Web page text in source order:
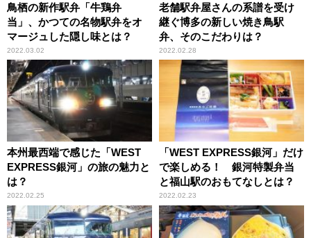
鳥栖の新作駅弁「牛鶏弁
当」、かつての名物駅弁をオ
マージュした隠し味とは？
2022.03.02
老舗駅弁屋さんの系譜を受け
継ぐ博多の新しい焼き鳥駅
弁、そのこだわりは？
2022.02.28
本州最西端で感じた「WEST
EXPRESS銀河」の旅の魅力と
は？
2022.02.25
「WEST EXPRESS銀河」だけ
で楽しめる！ 銀河特製弁当
と福山駅のおもてなしとは？
2022.02.23